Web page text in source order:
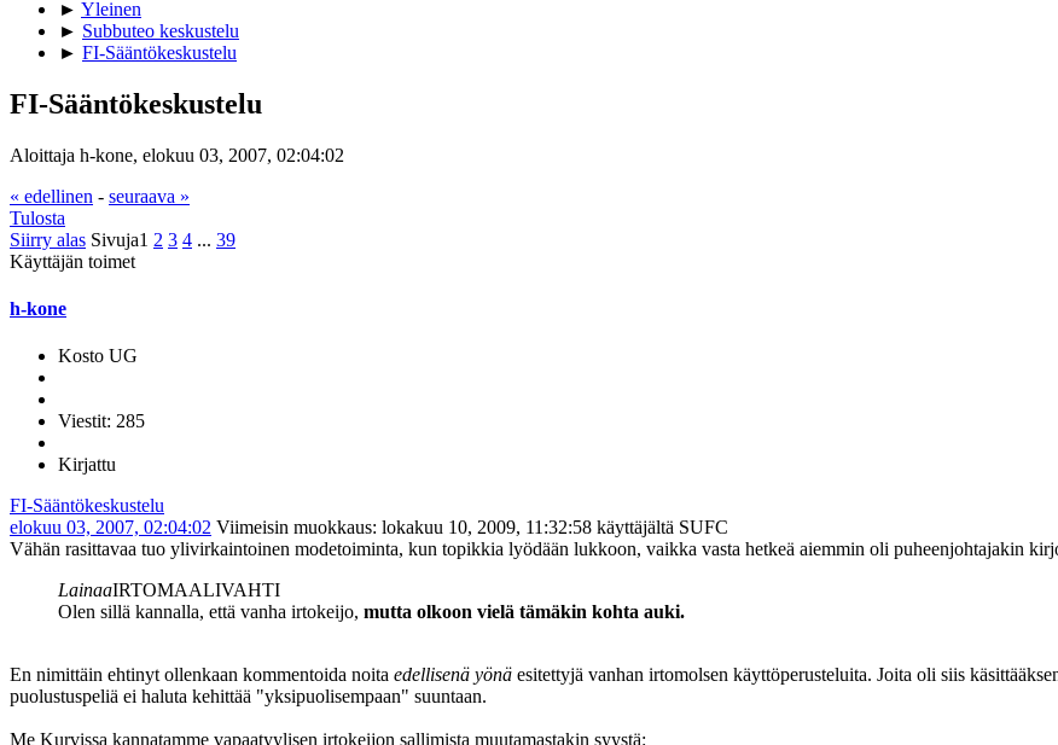
► Yleinen
► Subbuteo keskustelu
► FI-Sääntökeskustelu
FI-Sääntökeskustelu
Aloittaja h-kone, elokuu 03, 2007, 02:04:02
« edellinen - seuraava »
Tulosta
Siirry alas Sivuja1 2 3 4 ... 39
Käyttäjän toimet
h-kone
Kosto UG
Viestit: 285
Kirjattu
FI-Sääntökeskustelu
elokuu 03, 2007, 02:04:02 Viimeisin muokkaus: lokakuu 10, 2009, 11:32:58 käyttäjältä SUFC
Vähän rasittavaa tuo ylivirkaintoinen modetoiminta, kun topikkia lyödään lukkoon, vaikka vasta hetkeä aiemmin oli puheenjohtajakin
LainaaIRTOMAALIVAHTI
Olen sillä kannalla, että vanha irtokeijo, mutta olkoon vielä tämäkin kohta auki.
En nimittäin ehtinyt ollenkaan kommentoida noita edellisenä yönä esitettyjä vanhan irtomolsen käyttöperusteluita. Joita oli siis
puolustuspeliä ei haluta kehittää "yksipuolisempaan" suuntaan.
Me Kurvissa kannatamme vapaatyylisen irtokeijon sallimista muutamastakin syystä: